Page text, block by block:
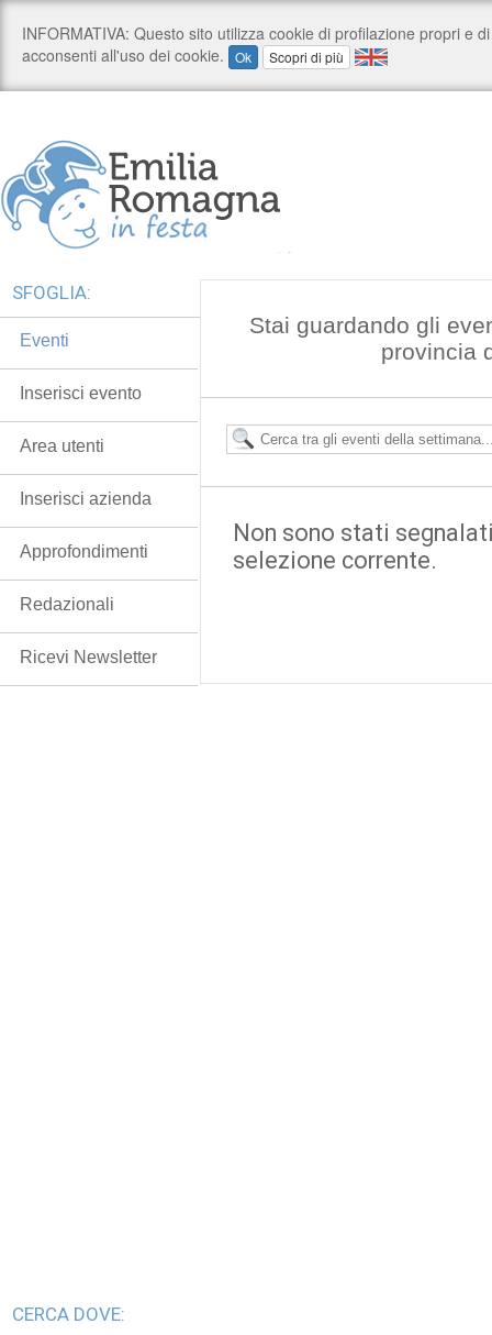
Stai guardando gli
provincia
Non sono stati
selezione corrente.
SFOGLIA:
Eventi
Inserisci evento
Area utenti
Inserisci azienda
Approfondimenti
Redazionali
Ricevi Newsletter
CERCA DOVE: